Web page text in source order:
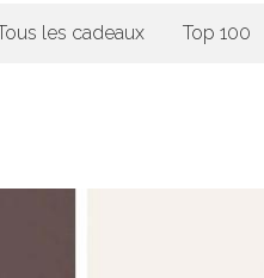
les cadeaux Top 100